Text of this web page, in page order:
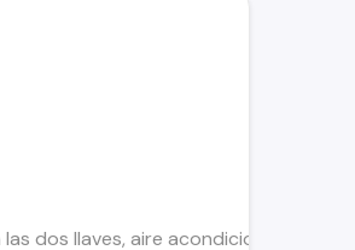
dos llaves, aire acondicionado,